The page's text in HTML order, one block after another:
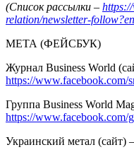
(Список рассылки –
relation/newsletter-
МЕТА (ФЕЙСБУК)
Журнал Business World
https://www.facebook.com/
Группа Business World
https://www.facebook.com/
Украинский метал (сайт) –